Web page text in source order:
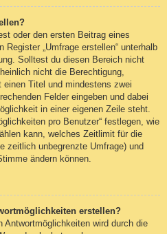
oder den ersten Beitrag eines
„Umfrage erstellen“ unterhalb
Solltest du diesen Bereich nicht
nicht die Berechtigung,
Titel und mindestens zwei
Felder eingeben und dabei
in einer eigenen Zeile steht.
pro Benutzer“ festlegen, wie
kann, welches Zeitlimit für die
zeitlich unbegrenzte Umfrage) und
ändern können.
erstellen?
Antwortmöglichkeiten wird durch die